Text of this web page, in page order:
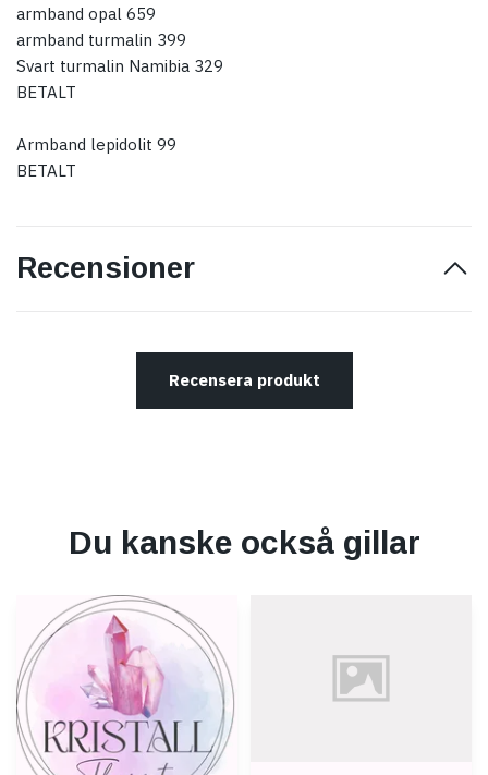
armband opal 659
armband turmalin 399
Svart turmalin Namibia 329
BETALT
Armband lepidolit 99
BETALT
Recensioner
Recensera produkt
Du kanske också gillar